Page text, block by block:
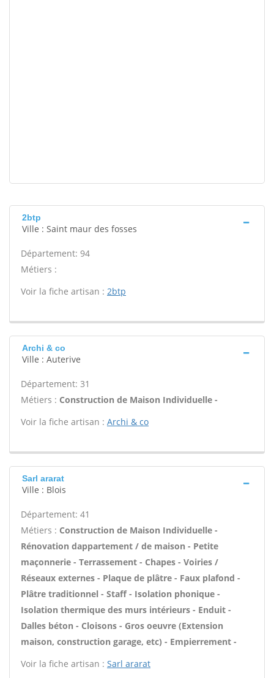
2btp
Ville : Saint maur des fosses
Département: 94
Métiers :
Voir la fiche artisan : 2btp
Archi & co
Ville : Auterive
Département: 31
Métiers : Construction de Maison Individuelle -
Voir la fiche artisan : Archi & co
Sarl ararat
Ville : Blois
Département: 41
Métiers : Construction de Maison Individuelle -
Rénovation dappartement / de maison - Petite
maçonnerie - Terrassement - Chapes - Voiries /
Réseaux externes - Plaque de plâtre - Faux plafond -
Plâtre traditionnel - Staff - Isolation phonique -
Isolation thermique des murs intérieurs - Enduit -
Dalles béton - Cloisons - Gros oeuvre (Extension
maison, construction garage, etc) - Empierrement -
Voir la fiche artisan : Sarl ararat